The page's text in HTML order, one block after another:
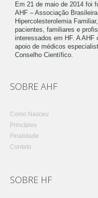
Em 21 de maio de 2014 foi
AHF – Associação
Hipercolesterolemia
pacientes, familiares e
interessados em HF. A AHF
apoio de médicos
Conselho Científico.
SOBRE AHF
Como Nasceu
Princípios
Finalidade
Contato
SOBRE HF